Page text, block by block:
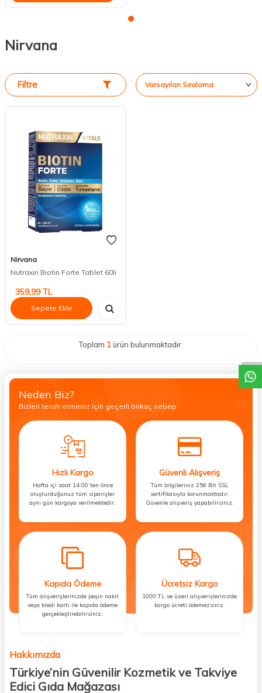
Nirvana
Filtre
Nirvana
Nutraxin Biotin Forte Tablet 60lı
359,99TL
Sepete Ekle
Toplam 1ürün bulunmaktadır.
Neden Biz?
Bizleri tercih etmeniz için geçerli birkaç sebep.
Hızlı Kargo
Hafta içi saat 14:00’ten önce
oluşturduğunuz tüm siparişler
aynı gün kargoya verilmektedir.
Güvenli Alışveriş
Tüm bilgileriniz 256 Bit SSL
sertifikasıyla korunmaktadır.
Güvenle alışveriş yapabilirsiniz.
Kapıda Ödeme
Tüm alışverişlerinizde peşin nakit
veya kredi kartı ile kapıda ödeme
gerçekleştirebilirsiniz.
Ücretsiz Kargo
1000 TL ve üzeri alışverişlerinizde
kargo ücreti ödemezsiniz.
Hakkımızda
Türkiye’nin Güvenilir Kozmetik ve Takviye
Edici Gıda Mağazası